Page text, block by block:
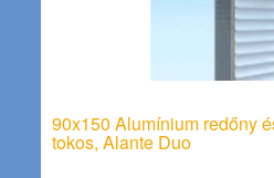
90x150 Alumínium redőny
tokos, Alante Duo